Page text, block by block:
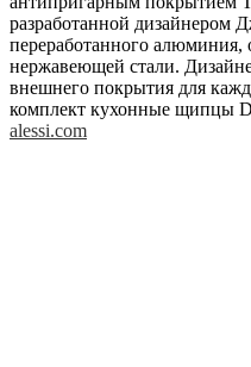
разработанной дизайнером
переработанного
нержавеющей стали.
внешнего покрытия для
комплект кухонные щипцы
alessi.com